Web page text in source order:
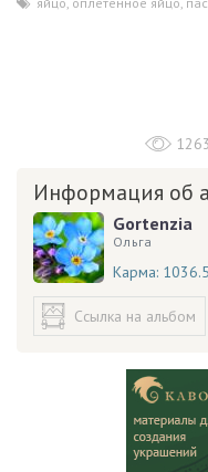
1263
Информация об
Gortenzia
Ольга
Карма:
Ссылка на альбом